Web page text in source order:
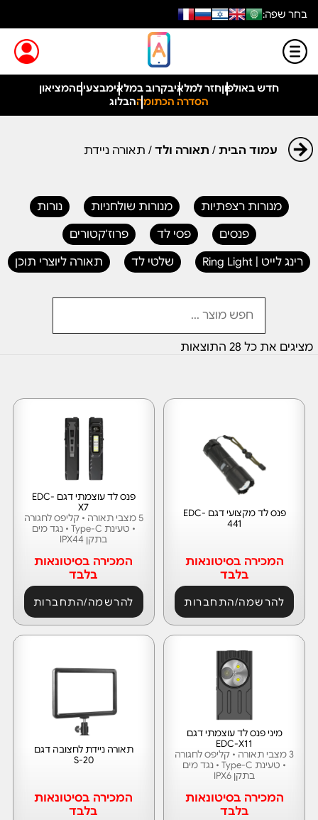
בחר שפה:
חדש באולפוןחזר למלאיבקרוב במלאימבצעיםהמציאון
הסדרה הכתומההבלוג
עמוד הבית/ תאורה ולד/ תאורה ניידת
מנורות רצפתיות מנורות שולחניות
נורות
פנסים
פסי לד
פרוז'קטורים
רינג לייט | Ring Light
שלטי לד תאורה ליוצרי תוכן
מציגים את כל ⁦28⁩ התוצאות
פנס לד מקצועי דגם EDC-
441
המכירה בסיטונאות
בלבד
להרשמה/התחברות
פנס לד עוצמתי דגם EDC-
X7
5 מצבי תאורה • קליפס לחגורה
• טעינת Type-C • נגד מים
בתקן IPX44
המכירה בסיטונאות
בלבד
להרשמה/התחברות
מיני פנס לד עוצמתי דגם
EDC-X11
3 מצבי תאורה • קליפס לחגורה
• טעינת Type-C • נגד מים
בתקן IPX6
המכירה בסיטונאות
בלבד
תאורה ניידת לחצובה דגם
S-20
המכירה בסיטונאות
בלבד